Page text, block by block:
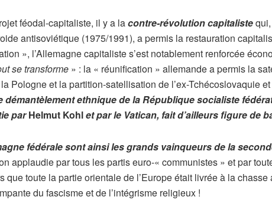
féodal-capitaliste, il y a lacontre-révolution capitaliste
antisoviétique (1975/1991), a permis la restauration
», l’Allemagne capitaliste s’est notablement renforcée
se transforme » : la « réunification » allemande a permis la
Pologne et la partition-satellisation de l’ex-Tchécoslovaquie
démantèlement ethnique de la République socialiste
parHelmut Kohlet par le Vatican, fait d’ailleurs figure de
fédérale sont ainsi les grands vainqueurs de la
applaudie par tous les partis euro-« communistes » et par
que toute la partie orientale de l’Europe était livrée à la
du fascisme et de l’intégrisme religieux !